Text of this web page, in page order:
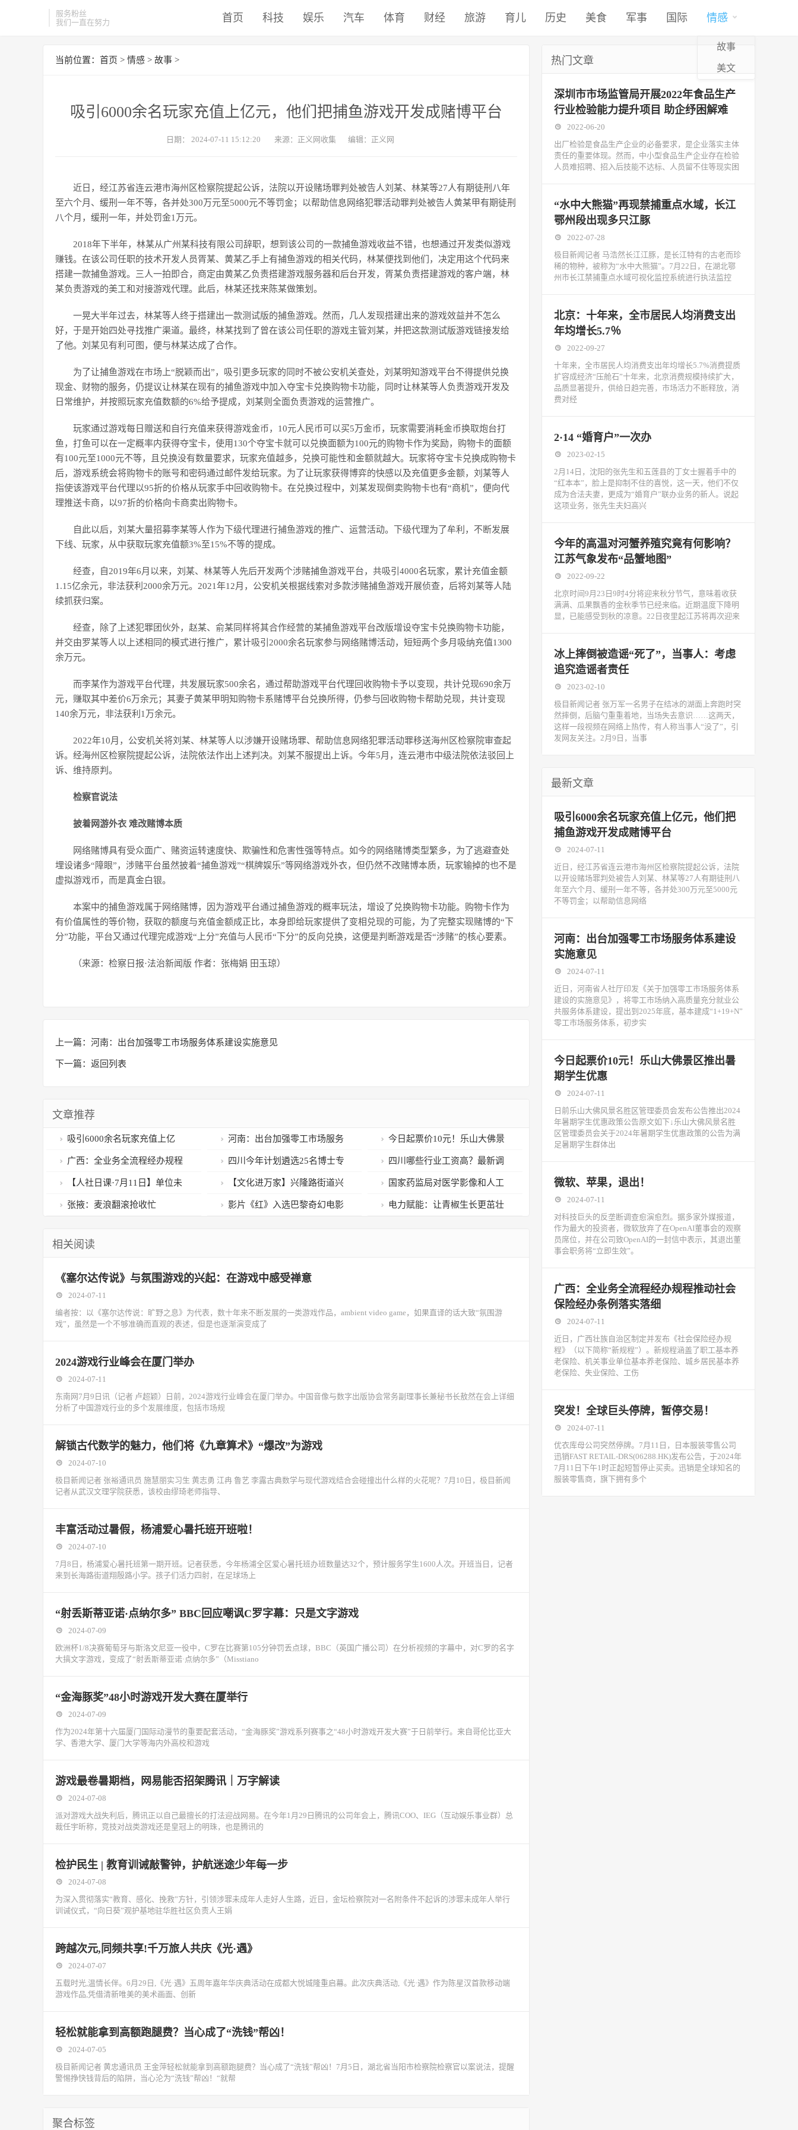
服务粉丝
我们一直在努力
首页 科技 娱乐 汽车 体育 财经 旅游 育儿 历史 美食 军事 国际 情感
故事
美文
当前位置： 首页 > 情感 > 故事 >
吸引6000余名玩家充值上亿元，他们把捕鱼游戏开发成赌博平台
日期： 2024-07-11 15:12:20 来源：正义网收集 编辑：正义网
近日，经江苏省连云港市海州区检察院提起公诉，法院以开设赌场罪判处被告人刘某、林某等27人有期徒刑八年
至六个月、缓刑一年不等，各并处300万元至5000元不等罚金；以帮助信息网络犯罪活动罪判处被告人黄某甲有期徒刑
八个月，缓刑一年，并处罚金1万元。
2018年下半年，林某从广州某科技有限公司辞职，想到该公司的一款捕鱼游戏收益不错，也想通过开发类似游戏
赚钱。在该公司任职的技术开发人员胥某、黄某乙手上有捕鱼游戏的相关代码，林某便找到他们，决定用这个代码来
搭建一款捕鱼游戏。三人一拍即合，商定由黄某乙负责搭建游戏服务器和后台开发，胥某负责搭建游戏的客户端，林
某负责游戏的美工和对接游戏代理。此后，林某还找来陈某做策划。
一晃大半年过去，林某等人终于搭建出一款测试版的捕鱼游戏。然而，几人发现搭建出来的游戏效益并不怎么
好，于是开始四处寻找推广渠道。最终，林某找到了曾在该公司任职的游戏主管刘某，并把这款测试版游戏链接发给
了他。刘某见有利可图，便与林某达成了合作。
为了让捕鱼游戏在市场上“脱颖而出”，吸引更多玩家的同时不被公安机关查处，刘某明知游戏平台不得提供兑换
现金、财物的服务，仍提议让林某在现有的捕鱼游戏中加入夺宝卡兑换购物卡功能，同时让林某等人负责游戏开发及
日常维护，并按照玩家充值数额的6%给予提成，刘某则全面负责游戏的运营推广。
玩家通过游戏每日赠送和自行充值来获得游戏金币，10元人民币可以买5万金币，玩家需要消耗金币换取炮台打
鱼，打鱼可以在一定概率内获得夺宝卡，使用130个夺宝卡就可以兑换面额为100元的购物卡作为奖励，购物卡的面额
有100元至1000元不等，且兑换没有数量要求，玩家充值越多，兑换可能性和金额就越大。玩家将夺宝卡兑换成购物卡
后，游戏系统会将购物卡的账号和密码通过邮件发给玩家。为了让玩家获得博弈的快感以及充值更多金额，刘某等人
指使该游戏平台代理以95折的价格从玩家手中回收购物卡。在兑换过程中，刘某发现倒卖购物卡也有“商机”，便向代
理推送卡商，以97折的价格向卡商卖出购物卡。
自此以后，刘某大量招募李某等人作为下级代理进行捕鱼游戏的推广、运营活动。下级代理为了牟利，不断发展
下线、玩家，从中获取玩家充值额3%至15%不等的提成。
经查，自2019年6月以来，刘某、林某等人先后开发两个涉赌捕鱼游戏平台，共吸引4000名玩家，累计充值金额
1.15亿余元，非法获利2000余万元。2021年12月，公安机关根据线索对多款涉赌捕鱼游戏开展侦查，后将刘某等人陆
续抓获归案。
经查，除了上述犯罪团伙外，赵某、俞某同样将其合作经营的某捕鱼游戏平台改版增设夺宝卡兑换购物卡功能，
并交由罗某等人以上述相同的模式进行推广，累计吸引2000余名玩家参与网络赌博活动，短短两个多月吸纳充值1300
余万元。
而李某作为游戏平台代理，共发展玩家500余名，通过帮助游戏平台代理回收购物卡予以变现，共计兑现690余万
元，赚取其中差价6万余元；其妻子黄某甲明知购物卡系赌博平台兑换所得，仍参与回收购物卡帮助兑现，共计变现
140余万元，非法获利1万余元。
2022年10月，公安机关将刘某、林某等人以涉嫌开设赌场罪、帮助信息网络犯罪活动罪移送海州区检察院审查起
诉。经海州区检察院提起公诉，法院依法作出上述判决。刘某不服提出上诉。今年5月，连云港市中级法院依法驳回上
诉、维持原判。
检察官说法
披着网游外衣 难改赌博本质
网络赌博具有受众面广、赌资运转速度快、欺骗性和危害性强等特点。如今的网络赌博类型繁多，为了逃避查处
埋设诸多“障眼”，涉赌平台虽然披着“捕鱼游戏”“棋牌娱乐”等网络游戏外衣，但仍然不改赌博本质，玩家输掉的也不是
虚拟游戏币，而是真金白银。
本案中的捕鱼游戏属于网络赌博，因为游戏平台通过捕鱼游戏的概率玩法，增设了兑换购物卡功能。购物卡作为
有价值属性的等价物，获取的额度与充值金额成正比，本身即给玩家提供了变相兑现的可能，为了完整实现赌博的“下
分”功能，平台又通过代理完成游戏“上分”充值与人民币“下分”的反向兑换，这便是判断游戏是否“涉赌”的核心要素。
（来源：检察日报·法治新闻版 作者：张梅娟 田玉琼）
上一篇： 河南：出台加强零工市场服务体系建设实施意见
下一篇： 返回列表
文章推荐
吸引6000余名玩家充值上亿
元，他们把捕鱼游戏开发成赌博
平台
河南：出台加强零工市场服务
体系建设实施意见
今日起票价10元！乐山大佛景
区推出暑期学生优惠
广西：全业务全流程经办规程
推动社会保险经办条例落实落细
四川今年计划遴选25名博士专
项资助
四川哪些行业工资高？最新调
查出炉
【人社日课·7月11日】单位未
依法缴纳社保费，能要求补缴
【文化进万家】兴隆路街道兴
隆路社区开展家庭教育公益讲座
国家药监局对医学影像和人工
智能类创新医疗器械进行监管会
张掖：麦浪翻滚抢收忙 影片《红》入选巴黎奇幻电影 电力赋能：让青椒生长更茁壮
相关阅读
《塞尔达传说》与氛围游戏的兴起：在游戏中感受禅意
2024-07-11
编者按：以《塞尔达传说：旷野之息》为代表，数十年来不断发展的一类游戏作品，ambient video game，如果直译的话大致“氛围游
戏”，虽然是一个不够准确而直观的表述，但是也逐渐演变成了
2024游戏行业峰会在厦门举办
2024-07-11
东南网7月9日讯（记者 卢超颖）日前，2024游戏行业峰会在厦门举办。中国音像与数字出版协会常务副理事长兼秘书长敖然在会上详细
分析了中国游戏行业的多个发展维度，包括市场规
解锁古代数学的魅力，他们将《九章算术》“爆改”为游戏
2024-07-10
极目新闻记者 张裕通讯员 施慧丽实习生 黄志勇 江冉 鲁艺 李露古典数学与现代游戏结合会碰撞出什么样的火花呢？7月10日，极目新闻
记者从武汉文理学院获悉，该校由缪琦老师指导、
丰富活动过暑假，杨浦爱心暑托班开班啦！
2024-07-10
7月8日，杨浦爱心暑托班第一期开班。记者获悉，今年杨浦全区爱心暑托班办班数量达32个，预计服务学生1600人次。开班当日，记者
来到长海路街道翔殷路小学。孩子们活力四射，在足球场上
“射丢斯蒂亚诺·点纳尔多” BBC回应嘲讽C罗字幕：只是文字游戏
2024-07-09
欧洲杯1/8决赛葡萄牙与斯洛文尼亚一役中，C罗在比赛第105分钟罚丢点球，BBC（英国广播公司）在分析视频的字幕中，对C罗的名字
大搞文字游戏，变成了“射丢斯蒂亚诺·点纳尔多”（Misstiano
“金海豚奖”48小时游戏开发大赛在厦举行
2024-07-09
作为2024年第十六届厦门国际动漫节的重要配套活动，“金海豚奖”游戏系列赛事之“48小时游戏开发大赛”于日前举行。来自哥伦比亚大
学、香港大学、厦门大学等海内外高校和游戏
游戏最卷暑期档，网易能否招架腾讯｜万字解读
2024-07-08
派对游戏大战失利后，腾讯正以自己最擅长的打法迎战网易。在今年1月29日腾讯的公司年会上，腾讯COO、IEG（互动娱乐事业群）总
裁任宇昕称，竞技对战类游戏还是皇冠上的明珠，也是腾讯的
检护民生 | 教育训诫敲警钟，护航迷途少年每一步
2024-07-08
为深入贯彻落实“教育、感化、挽救”方针，引领涉罪未成年人走好人生路，近日，金坛检察院对一名附条件不起诉的涉罪未成年人举行
训诫仪式，“向日葵”观护基地驻华胜社区负责人王娟
跨越次元,同频共享!千万旅人共庆《光·遇》
2024-07-07
五载时光,温情长伴。6月29日,《光·遇》五周年嘉年华庆典活动在成都大悦城隆重启幕。此次庆典活动,《光·遇》作为陈星汉首款移动端
游戏作品,凭借清新唯美的美术画面、创新
轻松就能拿到高额跑腿费？当心成了“洗钱”帮凶！
2024-07-05
极目新闻记者 黄忠通讯员 王金萍轻松就能拿到高额跑腿费？当心成了“洗钱”帮凶！7月5日，湖北省当阳市检察院检察官以案说法，提醒
警惕挣快钱背后的陷阱，当心沦为“洗钱”帮凶！“就帮
聚合标签
热门文章
深圳市市场监管局开展2022年食品生产
行业检验能力提升项目 助企纾困解难
2022-06-20
出厂检验是食品生产企业的必备要求，是企业落实主体
责任的重要体现。然而，中小型食品生产企业存在检验
人员难招聘、招入后技能不达标、人员留不住等现实困
“水中大熊猫”再现禁捕重点水域，长江
鄂州段出现多只江豚
2022-07-28
极目新闻记者 马浩然长江江豚，是长江特有的古老而珍
稀的物种，被称为“水中大熊猫”。7月22日，在湖北鄂
州市长江禁捕重点水域可视化监控系统进行执法监控
北京：十年来，全市居民人均消费支出
年均增长5.7％
2022-09-27
十年来，全市居民人均消费支出年均增长5.7%消费提质
扩容成经济“压舱石”十年来，北京消费规模持续扩大，
品质显著提升，供给日趋完善，市场活力不断释放，消
费对经
2·14 “婚育户”一次办
2023-02-15
2月14日，沈阳的张先生和五莲县的丁女士握着手中的
“红本本”，脸上是抑制不住的喜悦，这一天，他们不仅
成为合法夫妻，更成为“婚育户”联办业务的新人。说起
这项业务，张先生夫妇高兴
今年的高温对河蟹养殖究竟有何影响？
江苏气象发布“品蟹地图”
2022-09-22
北京时间9月23日9时4分将迎来秋分节气，意味着收获
满满、瓜果飘香的金秋季节已经来临。近期温度下降明
显，已能感受到秋的凉意。22日夜里起江苏将再次迎来
冰上摔倒被造谣“死了”，当事人：考虑
追究造谣者责任
2023-02-10
极目新闻记者 张万军一名男子在结冰的湖面上奔跑时突
然摔倒，后脑勺重重着地，当场失去意识……这两天，
这样一段视频在网络上热传，有人称当事人“没了”，引
发网友关注。2月9日，当事
最新文章
吸引6000余名玩家充值上亿元，他们把
捕鱼游戏开发成赌博平台
2024-07-11
近日，经江苏省连云港市海州区检察院提起公诉，法院
以开设赌场罪判处被告人刘某、林某等27人有期徒刑八
年至六个月、缓刑一年不等，各并处300万元至5000元
不等罚金；以帮助信息网络
河南：出台加强零工市场服务体系建设
实施意见
2024-07-11
近日，河南省人社厅印发《关于加强零工市场服务体系
建设的实施意见》，将零工市场纳入高质量充分就业公
共服务体系建设，提出到2025年底，基本建成“1+19+N”
零工市场服务体系，初步实
今日起票价10元！乐山大佛景区推出暑
期学生优惠
2024-07-11
日前乐山大佛风景名胜区管理委员会发布公告推出2024
年暑期学生优惠政策公告原文如下↓乐山大佛风景名胜
区管理委员会关于2024年暑期学生优惠政策的公告为满
足暑期学生群体出
微软、苹果，退出！
2024-07-11
对科技巨头的反垄断调查愈演愈烈。据多家外媒报道，
作为最大的投资者，微软放弃了在OpenAI董事会的观察
员席位，并在公司致OpenAI的一封信中表示，其退出董
事会职务将“立即生效”。
广西：全业务全流程经办规程推动社会
保险经办条例落实落细
2024-07-11
近日，广西壮族自治区制定并发布《社会保险经办规
程》（以下简称“新规程”）。新规程涵盖了职工基本养
老保险、机关事业单位基本养老保险、城乡居民基本养
老保险、失业保险、工伤
突发！全球巨头停牌，暂停交易！
2024-07-11
优衣库母公司突然停牌。7月11日，日本服装零售公司
迅销FAST RETAIL-DRS(06288.HK)发布公告，于2024年
7月11日下午1时正起短暂停止买卖。迅销是全球知名的
服装零售商，旗下拥有多个